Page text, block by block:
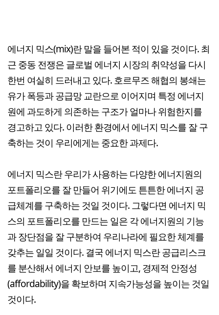
에너지 믹스(mix)란 말을 들어본 적이 있을 것이다. 최
근 중동 전쟁은 글로벌 에너지 시장의 취약성을 다시
한번 여실히 드러내고 있다. 호르무즈 해협의 봉쇄는
유가 폭등과 공급망 교란으로 이어지며 특정 에너지
원에 과도하게 의존하는 구조가 얼마나 위험한지를
경고하고 있다. 이러한 환경에서 에너지 믹스를 잘 구
축하는 것이 우리에게는 중요한 과제다.
에너지 믹스란 우리가 사용하는 다양한 에너지원의
포트폴리오를 잘 만들어 위기에도 튼튼한 에너지 공
급체계를 구축하는 것일 것이다. 그렇다면 에너지 믹
스의 포트폴리오를 만드는 일은 각 에너지원의 기능
과 장단점을 잘 구분하여 우리나라에 필요한 체계를
갖추는 일일 것이다. 결국 에너지 믹스란 공급리스크
를 분산해서 에너지 안보를 높이고, 경제적 안정성
(affordability)을 확보하며 지속가능성을 높이는 것일
것이다.